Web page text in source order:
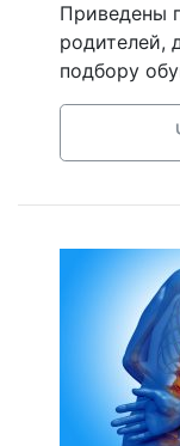
Приведены
родителей,
подбору